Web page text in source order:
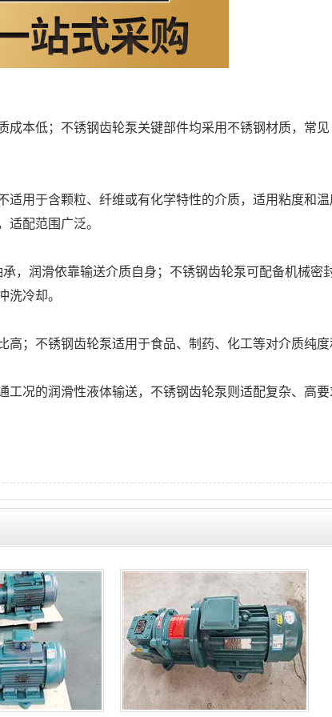
本低；不锈钢齿轮泵关键部件均采用不锈钢材质，常见
用于含颗粒、纤维或有化学特性的介质，适用粘度和
配范围广泛。
，润滑依靠输送介质自身；不锈钢齿轮泵可配备机械密
洗冷却。
；不锈钢齿轮泵适用于食品、制药、化工等对介质纯
况的润滑性液体输送，不锈钢齿轮泵则适配复杂、高